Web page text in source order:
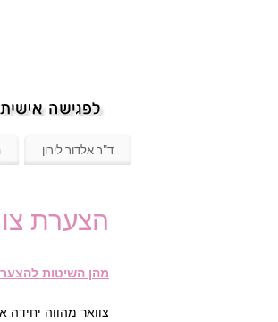
ד"ר אלדור לירון
הצערת
מהן השיטות
צוואר מהווה